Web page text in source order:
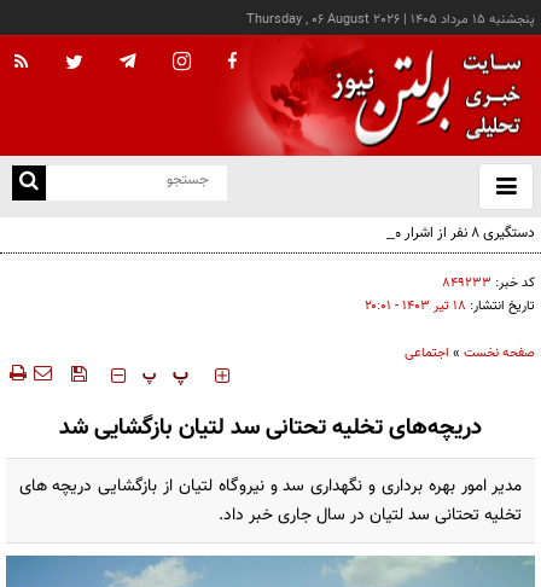
پنجشنبه ۱۵ مرداد ۱۴۰۵ |
Thursday , 06 August 2026
باز
و
دستگیری ۸ نفر از اشرار مسلح شاخص و مرتبطین گروهک‌های تروریستی
کد خبر: ۸۴۹۲۳۳
تاریخ انتشار: ۱۸ تير ۱۴۰۳ - ۲۰:۰۱
صفحه نخست » اجتماعی
‍‍‍ پ پ
دریچه‌های تخلیه تحتانی سد لتیان بازگشایی شد
مدیر امور بهره برداری و نگهداری سد و نیروگاه لتیان از بازگشایی دریچه های
تخلیه تحتانی سد لتیان در سال جاری خبر داد.